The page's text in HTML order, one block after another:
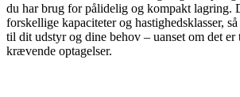
du har brug for pålidelig og kompakt lagring.
forskellige kapaciteter og hastighedsklasser,
til dit udstyr og dine behov – uanset om det
krævende optagelser.